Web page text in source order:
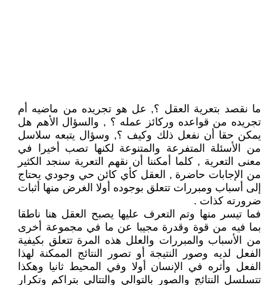
ما نقصد بتعرية العقل ؟, عل هو تجريده من ماضيه أم
تجريده من قواعده وركائز عمله ؟ , والسؤال الأهم هل
يمكن حقا أن نفعل ذلك وكيف ؟, وسؤال يتبعه سلاسل
من الأسئلة المتفرعة والمتنوعة لكنها تصب أخيرا في
معنى التعرية , كلما أمكننا أن نقهم التعرية سنجد الكثير
من الإجابات حاضرة , العقل كأي كائن حي وجودي يحتاج
إلى أسباب ومبررات تتعلق بوجوده أولا الغرض منها أثبات
ضرورته كذات .
فما تيسر منها وتم التعرف عليها يصبح العقل هنا ناطقا
بما فيه من قوة وقدرة مجيبا عن ما في مجموعة أخرى
من الأسباب والمبررات والعلل هذه المرة تتعلق بكيفية
الفعل لديه وصور النتيجة أو تصور النتائج الممكنة لهذا
الفعل وأثره في الإنسان أولا وفي المحيط ثانيا وهكذا
تتسلسل النتائج والصور بالتوالي والتتالي بتراكم وتكرار